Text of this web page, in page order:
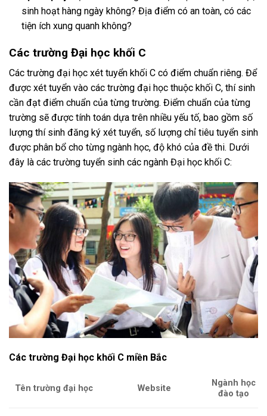
sinh hoạt hàng ngày không? Địa điểm có an toàn, có các
tiện ích xung quanh không?
Các trường Đại học khối C
Các trường đại học xét tuyển khối C có điểm chuẩn riêng. Để
được xét tuyển vào các trường đại học thuộc khối C, thí sinh
cần đạt điểm chuẩn của từng trường. Điểm chuẩn của từng
trường sẽ được tính toán dựa trên nhiều yếu tố, bao gồm số
lượng thí sinh đăng ký xét tuyển, số lượng chỉ tiêu tuyển sinh
được phân bổ cho từng ngành học, độ khó của đề thi. Dưới
đây là các trường tuyển sinh các ngành Đại học khối C:
Các trường Đại học khối C miền Bắc
Tên trường đại học Website
Ngành học
đào tạo